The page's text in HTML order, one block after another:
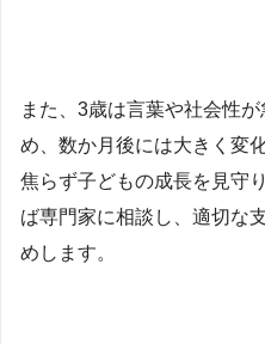
また、3歳は言葉や社会性
め、数か月後には大きく変
焦らず子どもの成長を見守
ば専門家に相談し、適切な
めします。